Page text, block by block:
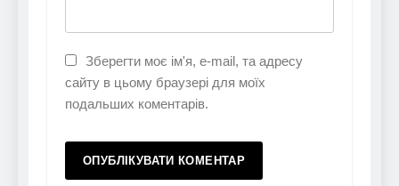
Зберегти моє ім'я, e-mail, та адресу
сайту в цьому браузері для моїх
подальших коментарів.